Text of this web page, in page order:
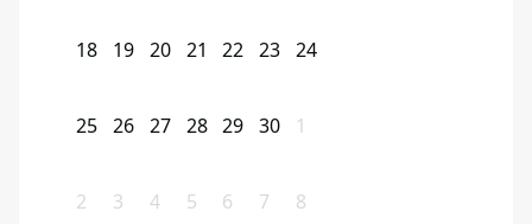
18 19 20 21 22 23 24
25 26 27 28 29 30 1
2 3 4 5 6 7 8